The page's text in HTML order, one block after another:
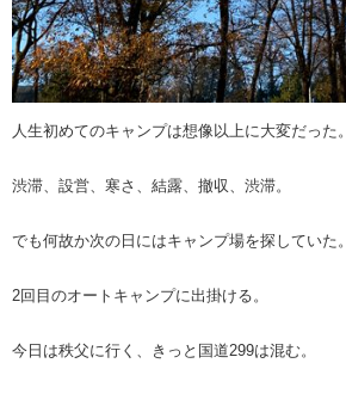
人生初めてのキャンプは想像以上に大変だった。
渋滞、設営、寒さ、結露、撤収、渋滞。
でも何故か次の日にはキャンプ場を探していた。
2回目のオートキャンプに出掛ける。
今日は秩父に行く、きっと国道299は混む。